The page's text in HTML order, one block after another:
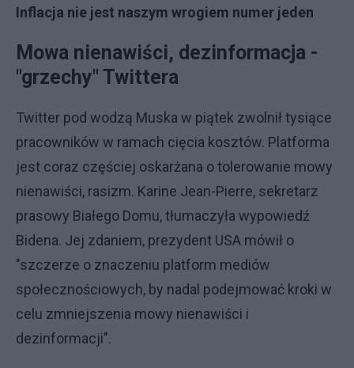
Inflacja nie jest naszym wrogiem numer jeden
Mowa nienawiści, dezinformacja -
"grzechy" Twittera
Twitter pod wodzą Muska w piątek zwolnił tysiące
pracowników w ramach cięcia kosztów. Platforma
jest coraz częściej oskarżana o tolerowanie mowy
nienawiści, rasizm. Karine Jean-Pierre, sekretarz
prasowy Białego Domu, tłumaczyła wypowiedź
Bidena. Jej zdaniem, prezydent USA mówił o
"szczerze o znaczeniu platform mediów
społecznościowych, by nadal podejmować kroki w
celu zmniejszenia mowy nienawiści i
dezinformacji".